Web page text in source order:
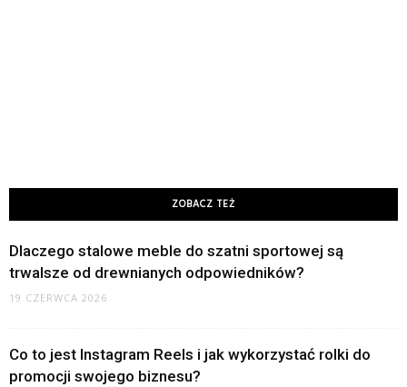
ZOBACZ TEŻ
Dlaczego stalowe meble do szatni sportowej są
trwalsze od drewnianych odpowiedników?
19 CZERWCA 2026
Co to jest Instagram Reels i jak wykorzystać rolki do
promocji swojego biznesu?